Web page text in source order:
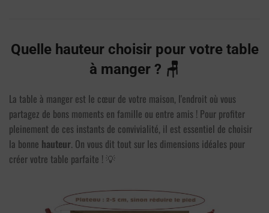
1 avis
Quelle hauteur choisir pour votre table
à manger ? 🪑
La table à manger est le cœur de votre maison, l'endroit où vous
partagez de bons moments en famille ou entre amis ! Pour profiter
pleinement de ces instants de convivialité, il est essentiel de choisir
la bonne hauteur. On vous dit tout sur les dimensions idéales pour
créer votre table parfaite ! 💡